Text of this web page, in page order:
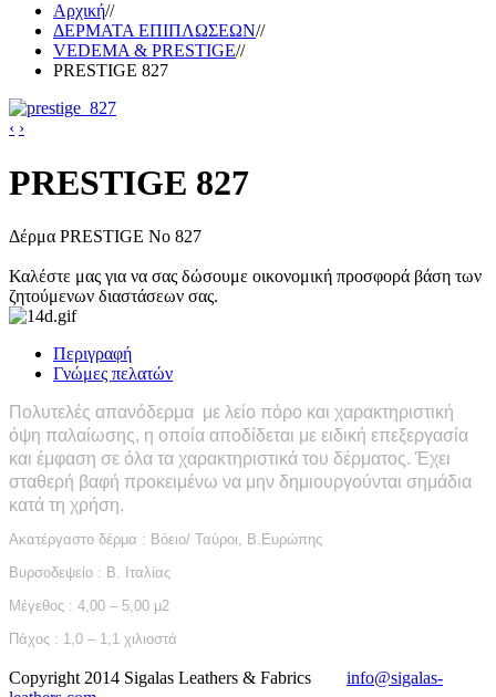
Αρχική//
ΔΕΡΜΑΤΑ ΕΠΙΠΛΩΣΕΩΝ//
VEDEMA & PRESTIGE//
PRESTIGE 827
‹ ›
PRESTIGE 827
Δέρμα PRESTIGE No 827
Καλέστε μας για να σας δώσουμε οικονομική προσφορά βάση των
ζητούμενων διαστάσεων σας.
Περιγραφή
Γνώμες πελατών
Πολυτελές απανόδερμα με λείο πόρο και χαρακτηριστική
όψη παλαίωσης, η οποία αποδίδεται με ειδική επεξεργασία
και έμφαση σε όλα τα χαρακτηριστικά του δέρματος. Έχει
σταθερή βαφή προκειμένω να μην δημιουργούνται σημάδια
κατά τη χρήση.
Ακατέργαστο δέρμα : Bόειο/ Ταύροι, Β.Ευρώπης
Βυρσοδεψείο : Β. Ιταλίας
Μέγεθος : 4,00 – 5,00 μ2
Πάχος : 1,0 – 1,1 χιλιοστά
Copyright 2014 Sigalas Leathers & Fabrics info@sigalas-